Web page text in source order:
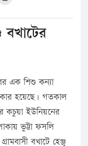
এক শিশু কন্যা
হয়েছে। গতকাল
কচুয়া ইউনিয়নের
ভুট্টা ফসলি
বখাটে হেঞ্জু